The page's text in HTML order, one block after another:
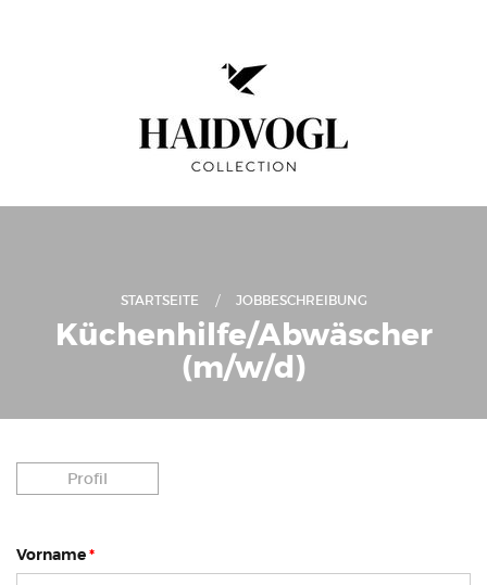
STARTSEITE JOBBESCHREIBUNG
Küchenhilfe/Abwäscher
(m/w/d)
Profil
Vorname*